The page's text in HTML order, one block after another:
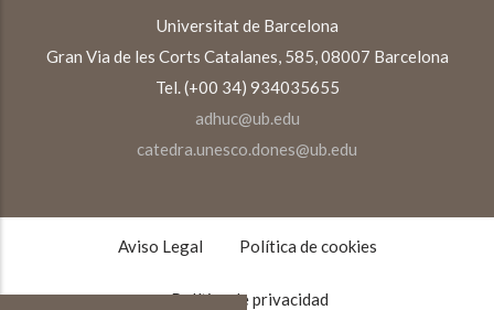
Universitat de Barcelona
Gran Via de les Corts Catalanes, 585, 08007 Barcelona
Tel. (+00 34) 934035655
adhuc@ub.edu
catedra.unesco.dones@ub.edu
TEXTOS
Aviso Legal Política de cookies
Política de privacidad